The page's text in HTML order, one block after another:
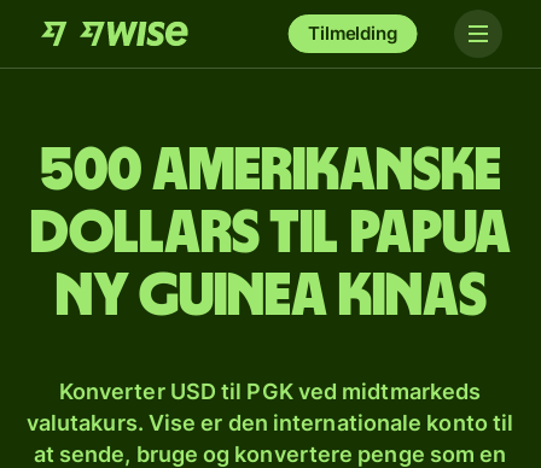
Tilmelding
500 amerikanske
dollars til papua
ny guinea kinas
Konverter USD til PGK ved midtmarkeds
valutakurs. Vise er den internationale konto til
at sende, bruge og konvertere penge som en